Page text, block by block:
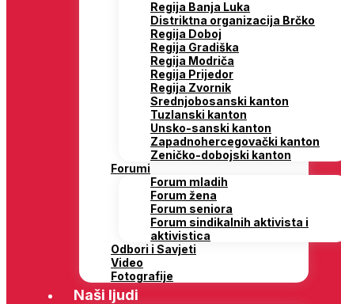
Regija Banja Luka
Distriktna organizacija Brčko
Regija Doboj
Regija Gradiška
Regija Modriča
Regija Prijedor
Regija Zvornik
Srednjobosanski kanton
Tuzlanski kanton
Unsko-sanski kanton
Zapadnohercegovački kanton
Zeničko-dobojski kanton
Forumi
Forum mladih
Forum žena
Forum seniora
Forum sindikalnih aktivista i
aktivistica
Odbori i Savjeti
Video
Fotografije
Naši ljudi